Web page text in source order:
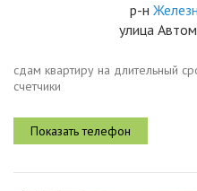
р-н
улица
сдам квартиру на длительный
счетчики